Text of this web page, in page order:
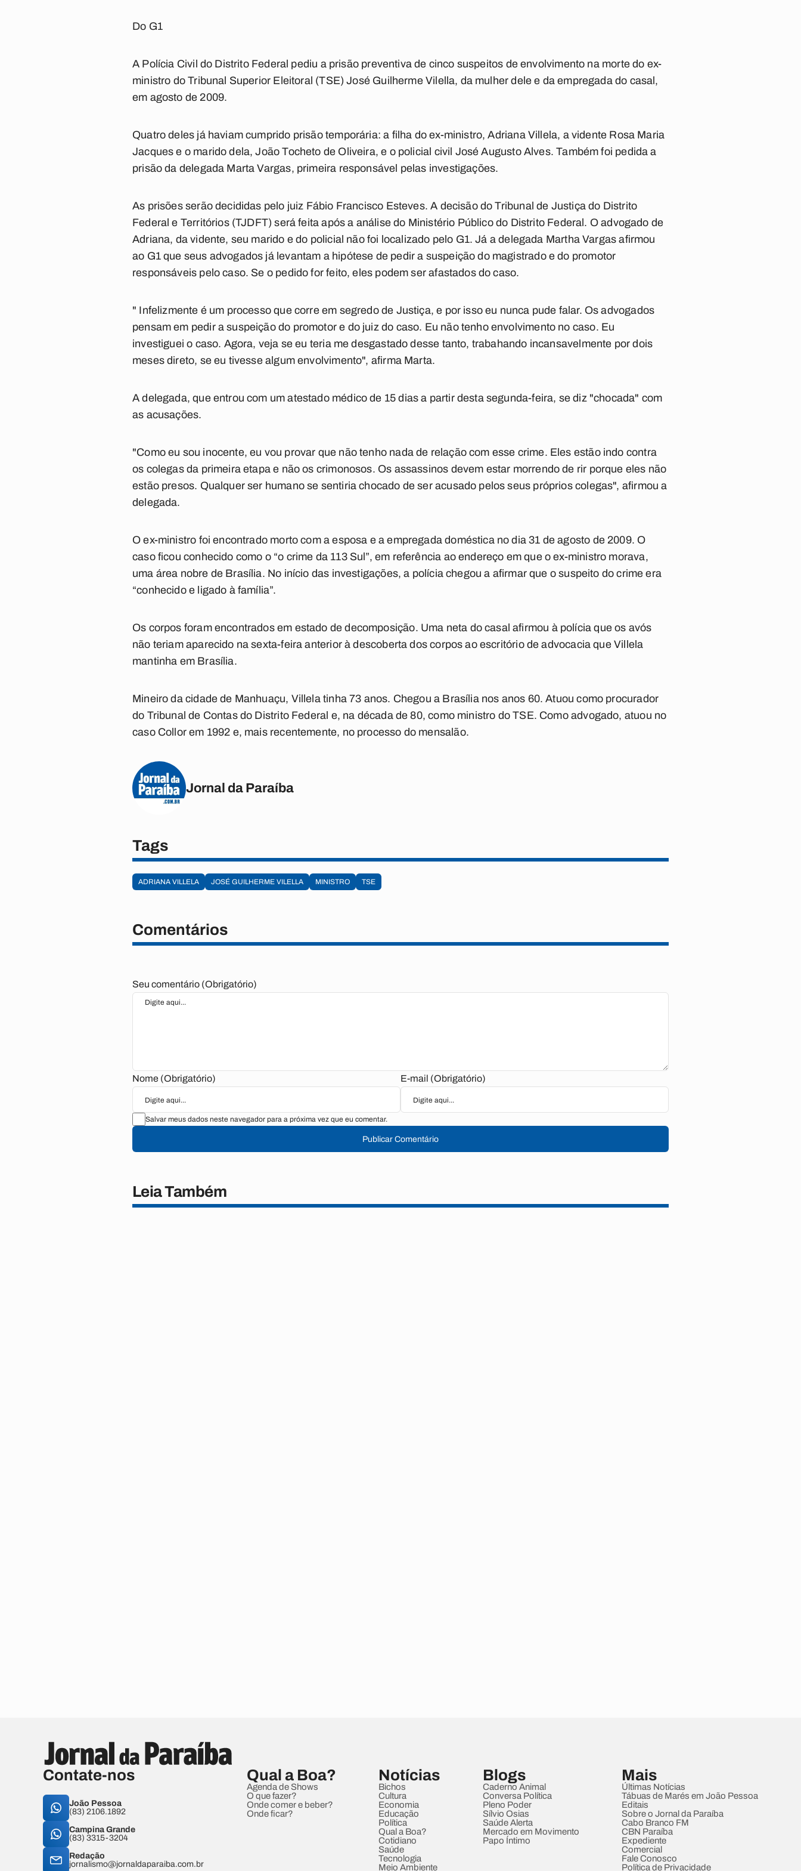
Do G1
A Polícia Civil do Distrito Federal pediu a prisão preventiva de cinco suspeitos de envolvimento na morte do ex-
ministro do Tribunal Superior Eleitoral (TSE) José Guilherme Vilella, da mulher dele e da empregada do casal,
em agosto de 2009.
Quatro deles já haviam cumprido prisão temporária: a filha do ex-ministro, Adriana Villela, a vidente Rosa Maria
Jacques e o marido dela, João Tocheto de Oliveira, e o policial civil José Augusto Alves. Também foi pedida a
prisão da delegada Marta Vargas, primeira responsável pelas investigações.
As prisões serão decididas pelo juiz Fábio Francisco Esteves. A decisão do Tribunal de Justiça do Distrito
Federal e Territórios (TJDFT) será feita após a análise do Ministério Público do Distrito Federal. O advogado de
Adriana, da vidente, seu marido e do policial não foi localizado pelo G1. Já a delegada Martha Vargas afirmou
ao G1 que seus advogados já levantam a hipótese de pedir a suspeição do magistrado e do promotor
responsáveis pelo caso. Se o pedido for feito, eles podem ser afastados do caso.
" Infelizmente é um processo que corre em segredo de Justiça, e por isso eu nunca pude falar. Os advogados
pensam em pedir a suspeição do promotor e do juiz do caso. Eu não tenho envolvimento no caso. Eu
investiguei o caso. Agora, veja se eu teria me desgastado desse tanto, trabahando incansavelmente por dois
meses direto, se eu tivesse algum envolvimento", afirma Marta.
A delegada, que entrou com um atestado médico de 15 dias a partir desta segunda-feira, se diz "chocada" com
as acusações.
"Como eu sou inocente, eu vou provar que não tenho nada de relação com esse crime. Eles estão indo contra
os colegas da primeira etapa e não os crimonosos. Os assassinos devem estar morrendo de rir porque eles não
estão presos. Qualquer ser humano se sentiria chocado de ser acusado pelos seus próprios colegas", afirmou a
delegada.
O ex-ministro foi encontrado morto com a esposa e a empregada doméstica no dia 31 de agosto de 2009. O
caso ficou conhecido como o “o crime da 113 Sul”, em referência ao endereço em que o ex-ministro morava,
uma área nobre de Brasília. No início das investigações, a polícia chegou a afirmar que o suspeito do crime era
“conhecido e ligado à família”.
Os corpos foram encontrados em estado de decomposição. Uma neta do casal afirmou à polícia que os avós
não teriam aparecido na sexta-feira anterior à descoberta dos corpos ao escritório de advocacia que Villela
mantinha em Brasília.
Mineiro da cidade de Manhuaçu, Villela tinha 73 anos. Chegou a Brasília nos anos 60. Atuou como procurador
do Tribunal de Contas do Distrito Federal e, na década de 80, como ministro do TSE. Como advogado, atuou no
caso Collor em 1992 e, mais recentemente, no processo do mensalão.
Jornal da Paraíba
Tags
ADRIANA VILLELA JOSÉ GUILHERME VILELLA MINISTRO TSE
Comentários
Seu comentário (Obrigatório)
Nome (Obrigatório) E-mail (Obrigatório)
Salvar meus dados neste navegador para a próxima vez que eu comentar.
Publicar Comentário
Leia Também
Contate-nos
João Pessoa
(83) 2106.1892
Campina Grande
(83) 3315-3204
Redação
jornalismo@jornaldaparaiba.com.br
Qual a Boa?
Agenda de Shows
O que fazer?
Onde comer e beber?
Onde ficar?
Notícias
Bichos
Cultura
Economia
Educação
Política
Qual a Boa?
Cotidiano
Saúde
Tecnologia
Meio Ambiente
Blogs
Caderno Animal
Conversa Política
Pleno Poder
Sílvio Osias
Saúde Alerta
Mercado em Movimento
Papo Íntimo
Mais
Últimas Notícias
Tábuas de Marés em João Pessoa
Editais
Sobre o Jornal da Paraíba
Cabo Branco FM
CBN Paraíba
Expediente
Comercial
Fale Conosco
Política de Privacidade